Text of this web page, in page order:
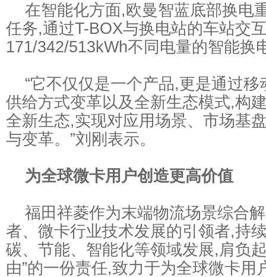
在智能化方面,欧曼智蓝底部换电
任务,通过T-BOX与换电站的车站交
171/342/513kWh不同电量的智能换
“它不仅仅是一个产品,更是通过移
供给方式变革以及全新生态模式,构
全新生态,实现对应用场景、市场基
与变革。”刘刚表示。
为全球微卡用户创造更高价值
福田祥菱作为末端物流场景综合
者、微卡行业技术发展的引领者,持
碳、节能、智能化等领域发展,肩负
由”的一份责任,致力于为全球微卡用